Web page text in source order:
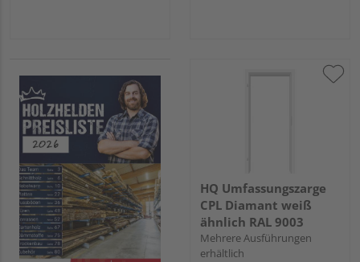
HQ Umfassungszarge
CPL Diamant weiß
ähnlich RAL 9003
Mehrere Ausführungen
erhältlich